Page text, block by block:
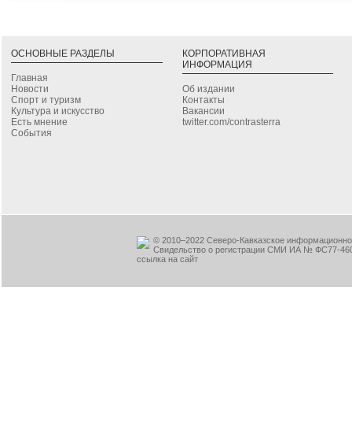
ОСНОВНЫЕ РАЗДЕЛЫ
Главная
Новости
Спорт и туризм
Культура и искусство
Есть мнение
События
КОРПОРАТИВНАЯ
ИНФОРМАЦИЯ
Об издании
Контакты
Вакансии
twitter.com/contrasterra
© 2010–2022 Северо-Кавказское
Свидельство о регистрации СМИ ИА № ФС77-
ссылка на сайт